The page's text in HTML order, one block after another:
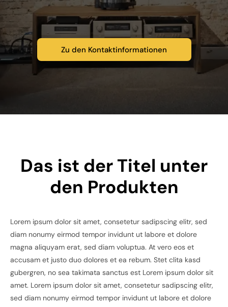
Zu den Kontaktinformationen
Das ist der Titel unter
den Produkten
Lorem ipsum dolor sit amet, consetetur sadipscing elitr, sed
diam nonumy eirmod tempor invidunt ut labore et dolore
magna aliquyam erat, sed diam voluptua. At vero eos et
accusam et justo duo dolores et ea rebum. Stet clita kasd
gubergren, no sea takimata sanctus est Lorem ipsum dolor sit
amet. Lorem ipsum dolor sit amet, consetetur sadipscing elitr,
sed diam nonumy eirmod tempor invidunt ut labore et dolore